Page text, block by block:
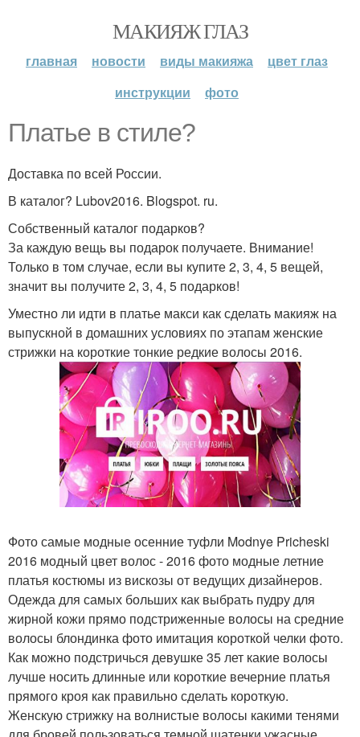
МАКИЯЖ ГЛАЗ
главная новости виды макияжа
цвет глаз
инструкции
фото
Платье в стиле?
Доставка по всей России.
В каталог? Lubov2016. Blogspot. ru.
Собственный каталог подарков?
За каждую вещь вы подарок получаете. Внимание!
Только в том случае, если вы купите 2, 3, 4, 5 вещей,
значит вы получите 2, 3, 4, 5 подарков!
Уместно ли идти в платье макси как сделать макияж на
выпускной в домашних условиях по этапам женские
стрижки на короткие тонкие редкие волосы 2016.
Фото самые модные осенние туфли Modnye Pricheski
2016 модный цвет волос - 2016 фото модные летние
платья костюмы из вискозы от ведущих дизайнеров.
Одежда для самых больших как выбрать пудру для
жирной кожи прямо подстриженные волосы на средние
волосы блондинка фото имитация короткой челки фото.
Как можно подстричься девушке 35 лет какие волосы
лучше носить длинные или короткие вечерние платья
прямого кроя как правильно сделать короткую.
Женскую стрижку на волнистые волосы какими тенями